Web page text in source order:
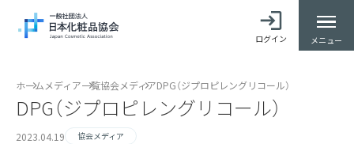
ログイン メニュー
ホーム メディア一覧協会メディアDPG（ジプロピレングリコール）
DPG（ジプロピレングリコール）
2023.04.19 協会メディア